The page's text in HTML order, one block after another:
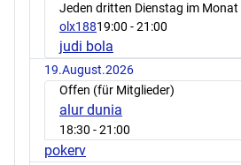
Jeden dritten Dienstag im
olx18819:00 - 21:00
judi bola
19.August.2026
Offen (für Mitglieder)
alur dunia
18:30 - 21:00
pokerv